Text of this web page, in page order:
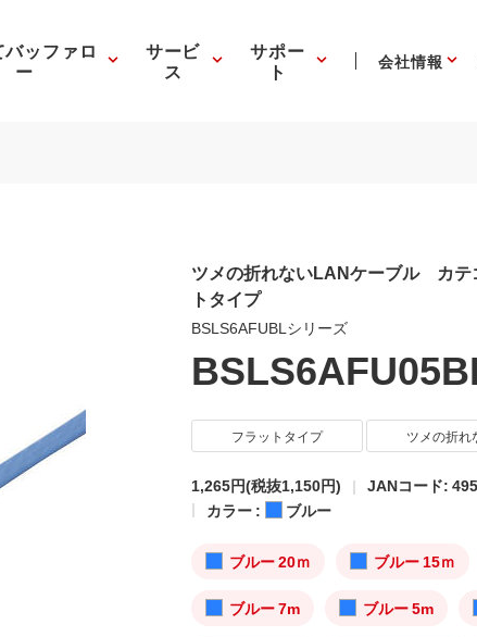
ッファロ
ー
サービ
ス
サポー
ト 会社情報
ツメの折れないLANケーブル カ
トタイプ
BSLS6AFUBLシリーズ
フラットタイプ ツメの折れ
1,265円(税抜1,150円)
JANコード:
カラー :
ブルー
ブルー 20ｍ ブルー 15ｍ
ブルー 7m ブルー 5m